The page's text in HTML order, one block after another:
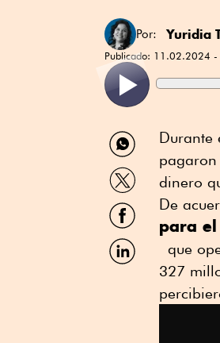
Por: Yuridia
Publicado: 11.02.2024 -
Compartir
por
WhatsApp
Compartir
por
Twitter
Compartir
por
Facebook
Compartir
por
Durante
dinero
De
para
que
327